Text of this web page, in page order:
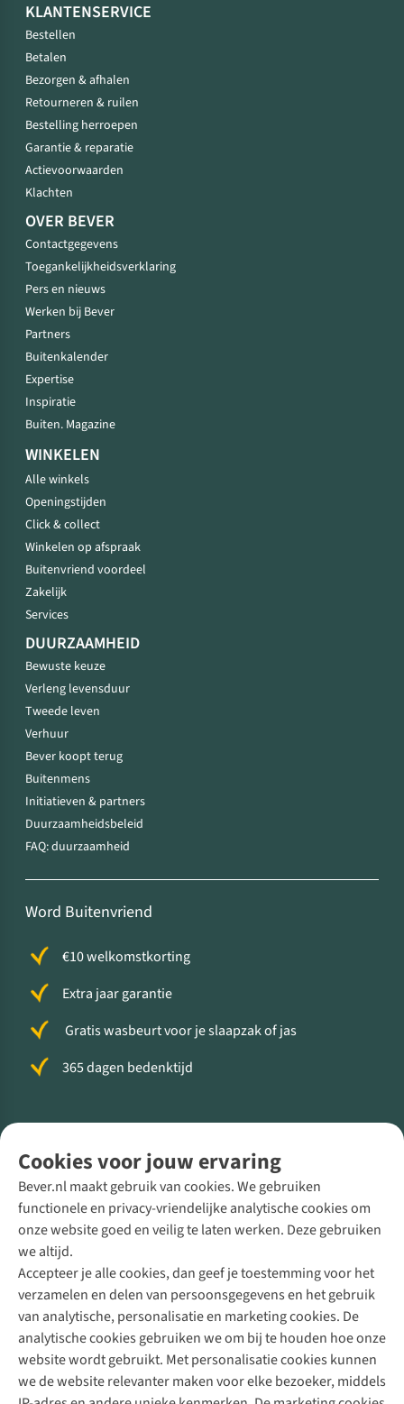
Cookies voor jouw ervaring
Bever.nl maakt gebruik van cookies. We gebruiken
functionele en privacy-vriendelijke analytische cookies om
onze website goed en veilig te laten werken. Deze gebruiken
we altijd.
Accepteer je alle cookies, dan geef je toestemming voor het
verzamelen en delen van persoonsgegevens en het gebruik
van analytische, personalisatie en marketing cookies. De
analytische cookies gebruiken we om bij te houden hoe onze
website wordt gebruikt. Met personalisatie cookies kunnen
we de website relevanter maken voor elke bezoeker, middels
KLANTENSERVICE
Bestellen
Betalen
Bezorgen & afhalen
Retourneren & ruilen
Bestelling herroepen
Garantie & reparatie
Actievoorwaarden
Klachten
OVER BEVER
Contactgegevens
Toegankelijkheidsverklaring
Pers en nieuws
Werken bij Bever
Partners
Buitenkalender
Expertise
Inspiratie
Buiten. Magazine
WINKELEN
Alle winkels
Openingstijden
Click & collect
Winkelen op afspraak
Buitenvriend voordeel
Zakelijk
Services
DUURZAAMHEID
Bewuste keuze
Verleng levensduur
Tweede leven
Verhuur
Bever koopt terug
Buitenmens
Initiatieven & partners
Duurzaamheidsbeleid
FAQ: duurzaamheid
Word Buitenvriend
€10 welkomstkorting
Extra jaar garantie
Gratis wasbeurt voor je slaapzak of jas
365 dagen bedenktijd
Direct advies van een Buitenexpert
+31 (0)85 888 50 88
+31 6 12 28 49 80
Contactformulier